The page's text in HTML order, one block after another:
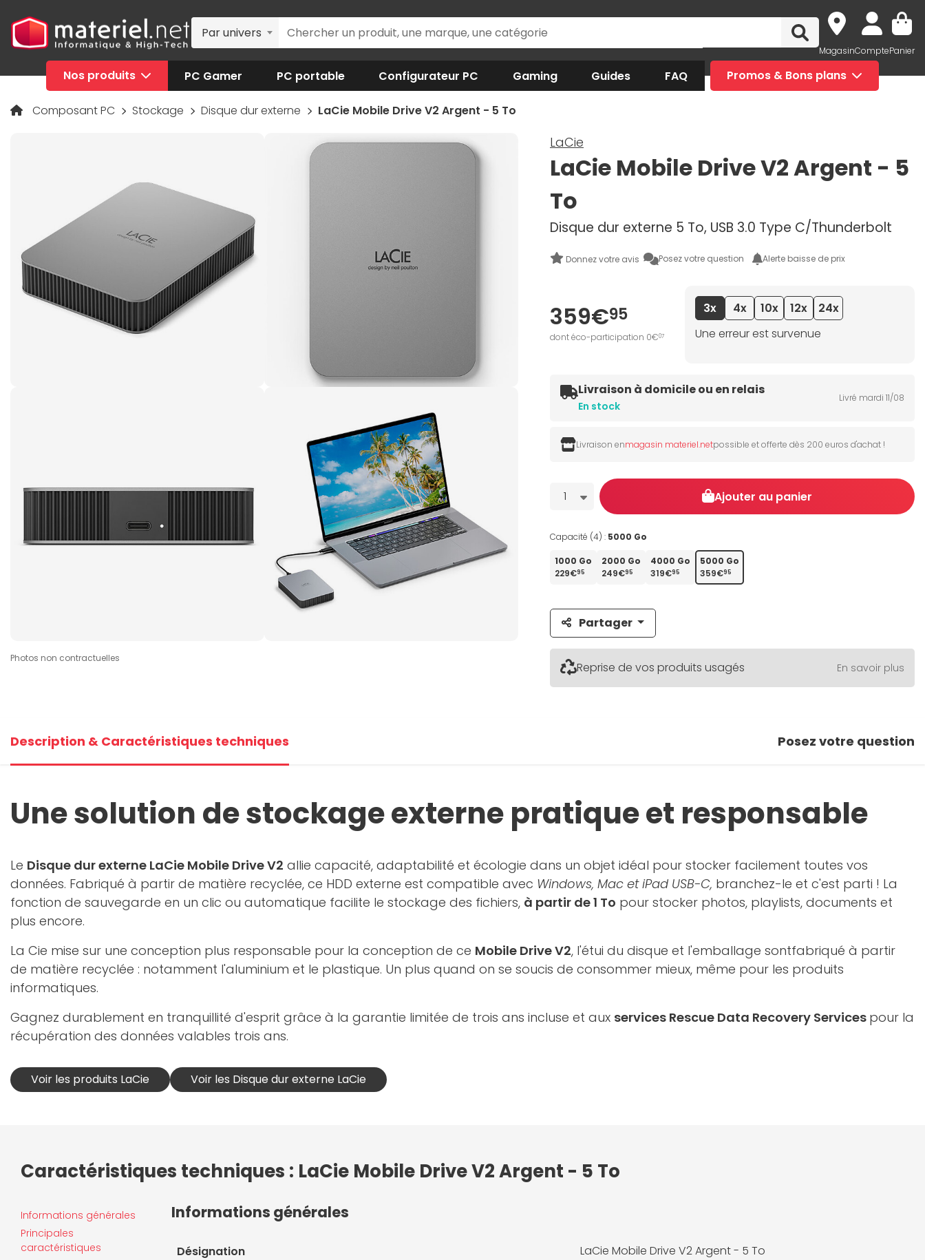
Par univers
MagasinComptePanier
Nos produits PC Gamer PC portable Configurateur PC Gaming Guides FAQ Promos & Bons plans
Composant PC Stockage Disque dur externe LaCie Mobile Drive V2 Argent - 5 To
Photos non contractuelles
LaCie
LaCie Mobile Drive V2 Argent - 5
To
Disque dur externe 5 To, USB 3.0 Type C/Thunderbolt
Donnez votre avis Posez votre question Alerte baisse de prix
359€95
dont éco-participation 0€07
3x 4x 10x 12x
24x
Une erreur est survenue
Livraison à domicile ou en relais
En stock
Livré mardi 11/08
Livraison enmagasin materiel.netpossible et offerte dès 200 euros d'achat !
Quantité
1 Ajouter au panier
Capacité (4) : 5000 Go
1000 Go
229€95
2000 Go
249€95
4000 Go
319€95
5000 Go
359€95
Partager
Reprise de vos produits usagés En savoir plus
Description & Caractéristiques techniques Posez votre question
Une solution de stockage externe pratique et responsable
Le Disque dur externe LaCie Mobile Drive V2 allie capacité, adaptabilité et écologie dans un objet idéal pour stocker facilement toutes vos
données. Fabriqué à partir de matière recyclée, ce HDD externe est compatible avec Windows, Mac et iPad USB-C, branchez-le et c'est parti ! La
fonction de sauvegarde en un clic ou automatique facilite le stockage des fichiers, à partir de 1 To pour stocker photos, playlists, documents et
plus encore.
La Cie mise sur une conception plus responsable pour la conception de ce Mobile Drive V2, l'étui du disque et l'emballage sontfabriqué à partir
de matière recyclée : notamment l'aluminium et le plastique. Un plus quand on se soucis de consommer mieux, même pour les produits
informatiques.
Gagnez durablement en tranquillité d'esprit grâce à la garantie limitée de trois ans incluse et aux services Rescue Data Recovery Services pour la
récupération des données valables trois ans.
Voir les produits LaCie Voir les Disque dur externe LaCie
Caractéristiques techniques : LaCie Mobile Drive V2 Argent - 5 To
Informations générales
Principales
caractéristiques
Informations générales
Désignation LaCie Mobile Drive V2 Argent - 5 To